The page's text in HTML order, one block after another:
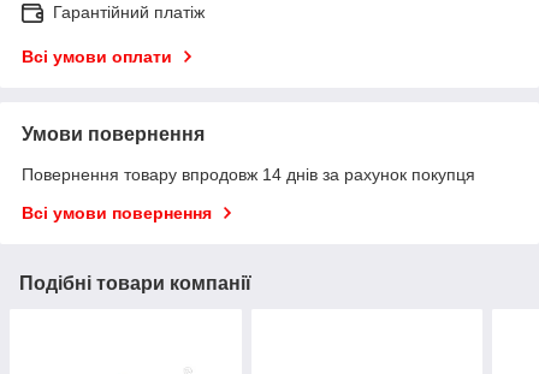
Гарантійний платіж
Всі умови оплати
Умови повернення
Повернення товару впродовж 14 днів за рахунок покупця
Всі умови повернення
Подібні товари компанії